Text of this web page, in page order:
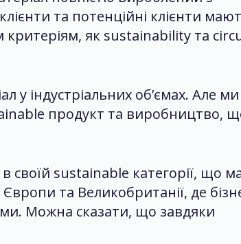
та потенційні клієнти
критеріям, як sustainability та
у індустріальних об’ємах. Але
продукт та виробництво,
sustainable категорії, що
та Великобританії, де
Можна сказати, що завдяки